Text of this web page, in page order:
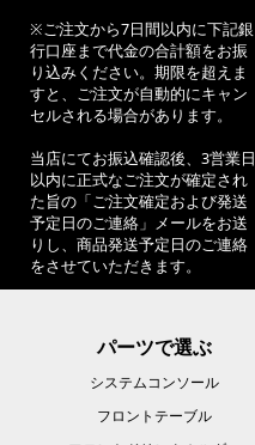
※ご注文から7日間以内に下記銀
行口座まで代金の合計額をお振
り込みください。期限を超えま
すと、ご注文が自動的にキャン
セルされる場合があります。
当店にてお振込確認後、3営業日
以内に正式なご注文が確定され
た旨の「ご注文確定および発送
予定日のご連絡」メールをお送
りし、商品発送予定日のご連絡
をさせていただきます。
パーツで選ぶ
システムコンソール
フロントテーブル